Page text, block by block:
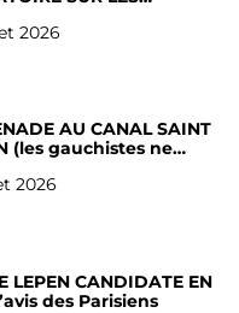
2026
AU CANAL SAINT
(les gauchistes ne
2026
LEPEN CANDIDATE EN
des Parisiens